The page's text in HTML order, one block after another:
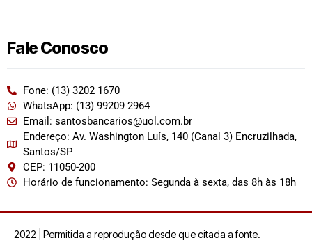
Fale Conosco
Fone: (13) 3202 1670
WhatsApp: (13) 99209 2964
Email: santosbancarios@uol.com.br
Endereço: Av. Washington Luís, 140 (Canal 3) Encruzilhada,
Santos/SP
CEP: 11050-200
Horário de funcionamento: Segunda à sexta, das 8h às 18h
2022 | Permitida a reprodução desde que citada a fonte.